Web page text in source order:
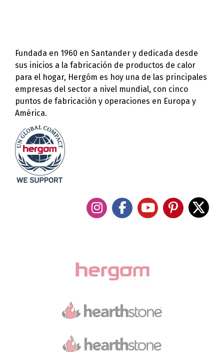
Fundada en 1960 en Santander y dedicada desde
sus inicios a la fabricación de productos de calor
para el hogar, Hergóm es hoy una de las principales
empresas del sector a nivel mundial, con cinco
puntos de fabricación y operaciones en Europa y
América.